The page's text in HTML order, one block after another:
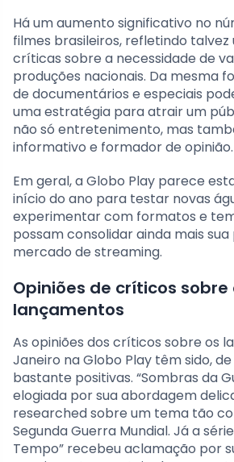
Há um aumento significativo no
filmes brasileiros, refletindo
críticas sobre a necessidade de
produções nacionais. Da mesma
de documentários e especiais
uma estratégia para atrair um
não só entretenimento, mas
informativo e formador de opinião.
Em geral, a Globo Play parece
início do ano para testar novas
experimentar com formatos e
possam consolidar ainda mais sua
mercado de streaming.
Opiniões de críticos
lançamentos
As opiniões dos críticos sobre os
Janeiro na Globo Play têm sido,
bastante positivas. “Sombras da
elogiada por sua abordagem
researched sobre um tema tão
Segunda Guerra Mundial. Já a
Tempo” recebeu aclamação por